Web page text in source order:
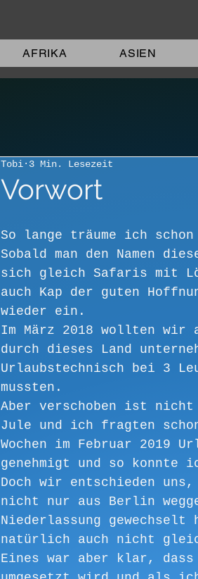
AFRIKA ASIEN
Vorwort
Tobi 3 Min. Lesezeit
So lange träume ich
Sobald man den Namen
sich gleich Safaris mit
auch Kap der guten
wieder ein.
Im März 2018 wollten wir
durch dieses Land
Urlaubstechnisch bei 3
mussten.
Aber verschoben ist nicht
Jule und ich fragten
Wochen im Februar 2019
genehmigt und so konnte
Doch wir entschieden
nicht nur aus Berlin
Niederlassung
natürlich auch nicht
Eines war aber klar,